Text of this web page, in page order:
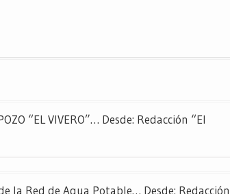
“EL VIVERO”… Desde: Redacción “El
la Red de Agua Potable… Desde: Redacción